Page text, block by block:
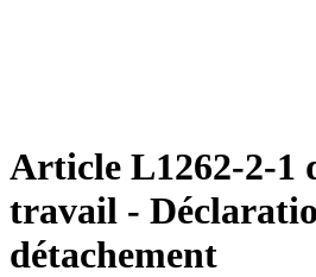
Article L1262-2-1
travail -
détachement